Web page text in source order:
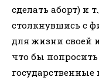
сделать аборт) и
столкнувшись с
для жизни своей
что бы
государственные